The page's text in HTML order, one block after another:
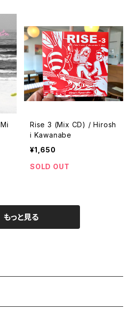
Rise 3 (Mix CD) / Hirosh
i Kawanabe
¥1,650
SOLD OUT
もっと見る